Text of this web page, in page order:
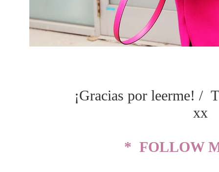
¡Gracias por leerme! /
xx
* FOLLOW